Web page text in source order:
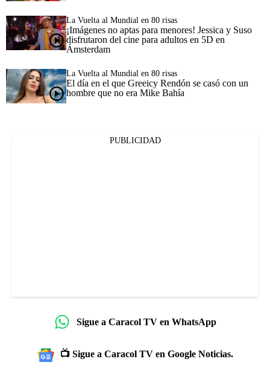
La Vuelta al Mundial en 80 risas
¡Imágenes no aptas para menores! Jessica y Suso
disfrutaron del cine para adultos en 5D en
Ámsterdam
La Vuelta al Mundial en 80 risas
El día en el que Greeicy Rendón se casó con un
hombre que no era Mike Bahía
PUBLICIDAD
Sigue a Caracol TV en WhatsApp
📺 Sigue a Caracol TV en Google Noticias.